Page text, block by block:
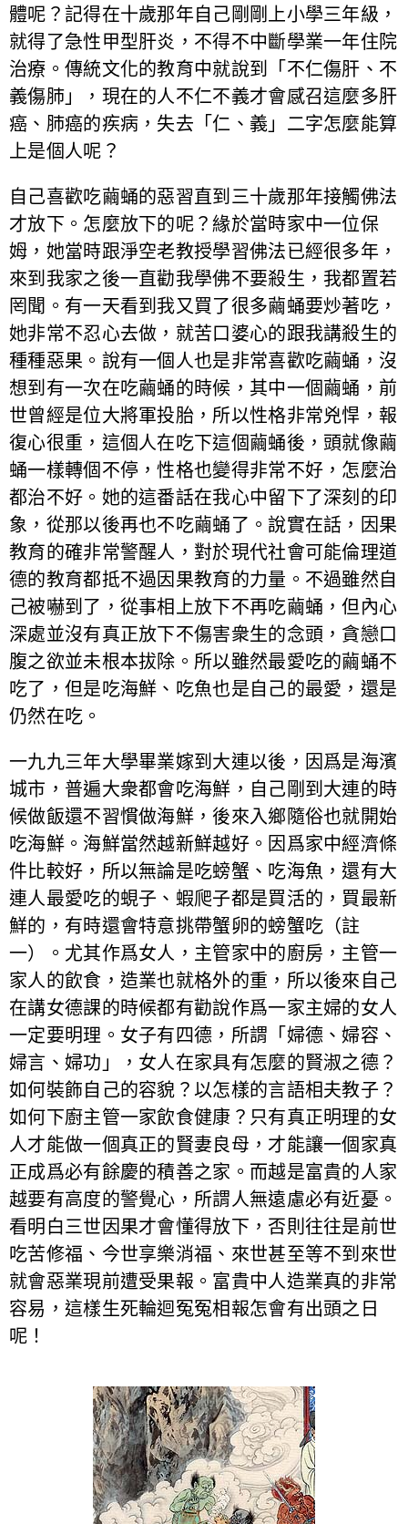
體呢？記得在十歲那年自己剛剛上小學三年級，
就得了急性甲型肝炎，不得不中斷學業一年住院
治療。傳統文化的教育中就說到「不仁傷肝、不
義傷肺」，現在的人不仁不義才會感召這麼多肝
癌、肺癌的疾病，失去「仁、義」二字怎麼能算
上是個人呢？
自己喜歡吃繭蛹的惡習直到三十歲那年接觸佛法
才放下。怎麼放下的呢？緣於當時家中一位保
姆，她當時跟淨空老教授學習佛法已經很多年，
來到我家之後一直勸我學佛不要殺生，我都置若
罔聞。有一天看到我又買了很多繭蛹要炒著吃，
她非常不忍心去做，就苦口婆心的跟我講殺生的
種種惡果。說有一個人也是非常喜歡吃繭蛹，沒
想到有一次在吃繭蛹的時候，其中一個繭蛹，前
世曾經是位大將軍投胎，所以性格非常兇悍，報
復心很重，這個人在吃下這個繭蛹後，頭就像繭
蛹一樣轉個不停，性格也變得非常不好，怎麼治
都治不好。她的這番話在我心中留下了深刻的印
象，從那以後再也不吃繭蛹了。說實在話，因果
教育的確非常警醒人，對於現代社會可能倫理道
德的教育都抵不過因果教育的力量。不過雖然自
己被嚇到了，從事相上放下不再吃繭蛹，但內心
深處並沒有真正放下不傷害衆生的念頭，貪戀口
腹之欲並未根本拔除。所以雖然最愛吃的繭蛹不
吃了，但是吃海鮮、吃魚也是自己的最愛，還是
仍然在吃。
一九九三年大學畢業嫁到大連以後，因爲是海濱
城市，普遍大衆都會吃海鮮，自己剛到大連的時
候做飯還不習慣做海鮮，後來入鄉隨俗也就開始
吃海鮮。海鮮當然越新鮮越好。因爲家中經濟條
件比較好，所以無論是吃螃蟹、吃海魚，還有大
連人最愛吃的蜆子、蝦爬子都是買活的，買最新
鮮的，有時還會特意挑帶蟹卵的螃蟹吃（註
一）。尤其作爲女人，主管家中的廚房，主管一
家人的飲食，造業也就格外的重，所以後來自己
在講女德課的時候都有勸說作爲一家主婦的女人
一定要明理。女子有四德，所謂「婦德、婦容、
婦言、婦功」，女人在家具有怎麼的賢淑之德？
如何裝飾自己的容貌？以怎樣的言語相夫教子？
如何下廚主管一家飲食健康？只有真正明理的女
人才能做一個真正的賢妻良母，才能讓一個家真
正成爲必有餘慶的積善之家。而越是富貴的人家
越要有高度的警覺心，所謂人無遠慮必有近憂。
看明白三世因果才會懂得放下，否則往往是前世
吃苦修福、今世享樂消福、來世甚至等不到來世
就會惡業現前遭受果報。富貴中人造業真的非常
容易，這樣生死輪迴冤冤相報怎會有出頭之日
呢！